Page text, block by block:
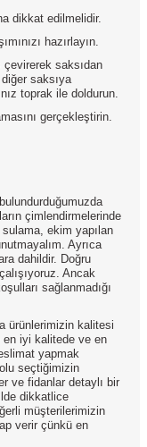
dikkat edilmelidir.
hazırlayın.
saksıdan
diğer saksıya
toprak ile doldurun.
gerçekleştirin.
çimlendirmelerinde
ekim yapılan
Ayrıca
dahildir. Doğru
Ancak
sağlanmadığı
ürünlerimizin kalitesi
en iyi kalitede ve en
yapmak
seçtiğimizin
ve fidanlar detaylı bir
dikkatlice
müşterilerimizin
verir çünkü en